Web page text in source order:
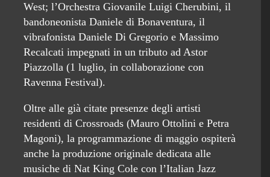
West; l’Orchestra Giovanile Luigi Cherubini, il
bandoneonista Daniele di Bonaventura, il
vibrafonista Daniele Di Gregorio e Massimo
Recalcati impegnati in un tributo ad Astor
Piazzolla (1 luglio, in collaborazione con
Ravenna Festival).
Oltre alle già citate presenze degli artisti
residenti di Crossroads (Mauro Ottolini e Petra
Magoni), la programmazione di maggio ospiterà
anche la produzione originale dedicata alle
musiche di Nat King Cole con l’Italian Jazz